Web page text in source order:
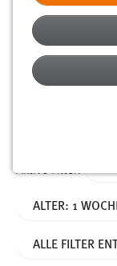
Alter
Aktive Filter:
ALTER: 1
ALLE FILTER
Funktionen